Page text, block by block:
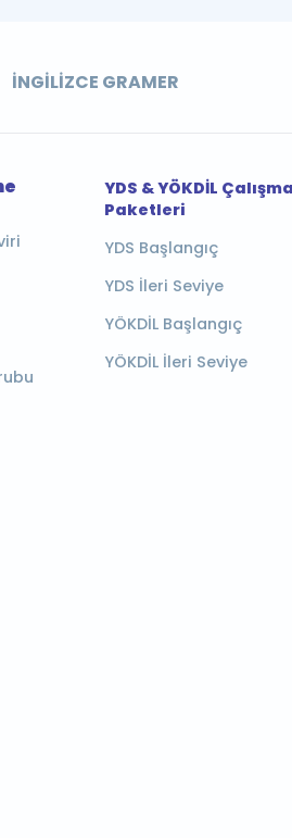
İNGILIZCE GRAMER
YDS & YÖKDİL Çalışma
Paketleri
YDS Başlangıç
YDS İleri Seviye
YÖKDİL Başlangıç
YÖKDİL İleri Seviye